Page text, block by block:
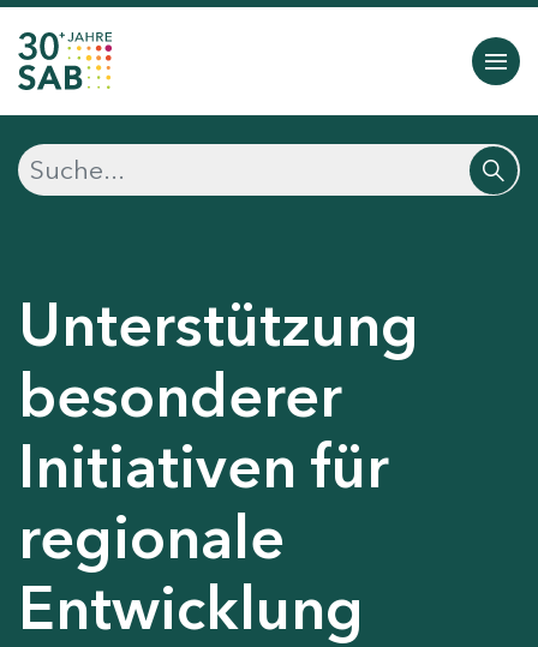
Unterstützung
besonderer
Initiativen für
regionale
Entwicklung